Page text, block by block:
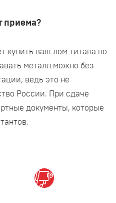
приема?
купить ваш лом титана по
металл можно без
ведь это не
России. При сдаче
документы, которые